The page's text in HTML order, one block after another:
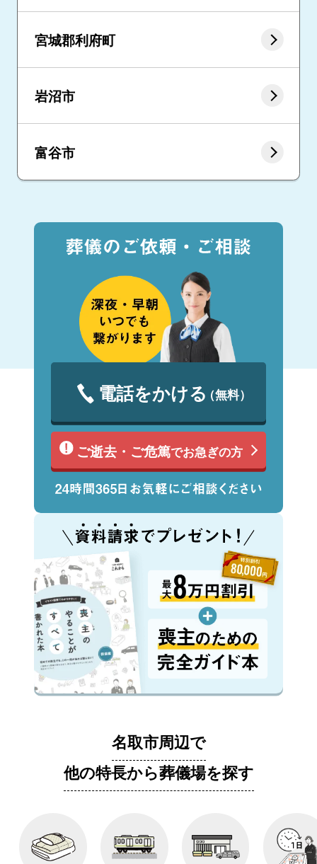
宮城郡利府町
岩沼市
富谷市
電話をかける（無料）
ご逝去・ご危篤でお急ぎの方
名取市周辺で
他の特長から葬儀場を探す